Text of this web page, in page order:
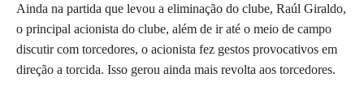
Ainda na partida que levou a eliminação do clube, Raúl Giraldo,
o principal acionista do clube, além de ir até o meio de campo
discutir com torcedores, o acionista fez gestos provocativos em
direção a torcida. Isso gerou ainda mais revolta aos torcedores.